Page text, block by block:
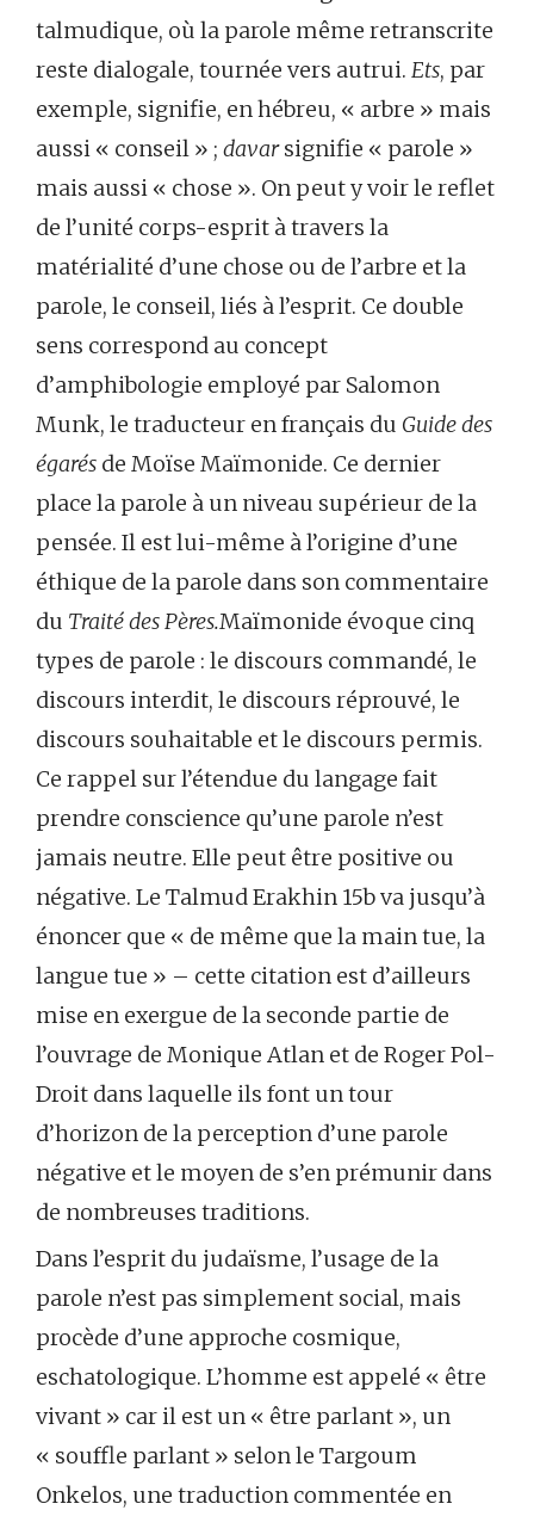
talmudique, où la parole même retranscrite
reste dialogale, tournée vers autrui. Ets, par
exemple, signifie, en hébreu, « arbre » mais
aussi « conseil » ; davarsignifie « parole »
mais aussi « chose ». On peut y voir le reflet
de l’unité corps-esprit à travers la
matérialité d’une chose ou de l’arbre et la
parole, le conseil, liés à l’esprit. Ce double
sens correspond au concept
d’amphibologie employé par Salomon
Munk, le traducteur en français du Guide des
égarés de Moïse Maïmonide. Ce dernier
place la parole à un niveau supérieur de la
pensée. Il est lui-même à l’origine d’une
éthique de la parole dans son commentaire
du Traité des Pères.Maïmonide évoque cinq
types de parole : le discours commandé, le
discours interdit, le discours réprouvé, le
discours souhaitable et le discours permis.
Ce rappel sur l’étendue du langage fait
prendre conscience qu’une parole n’est
jamais neutre. Elle peut être positive ou
négative. Le Talmud Erakhin 15b va jusqu’à
énoncer que « de même que la main tue, la
langue tue » – cette citation est d’ailleurs
mise en exergue de la seconde partie de
l’ouvrage de Monique Atlan et de Roger Pol-
Droit dans laquelle ils font un tour
d’horizon de la perception d’une parole
négative et le moyen de s’en prémunir dans
de nombreuses traditions.
Dans l’esprit du judaïsme, l’usage de la
parole n’est pas simplement social, mais
procède d’une approche cosmique,
eschatologique. L’homme est appelé « être
vivant » car il est un « être parlant », un
« souffle parlant » selon le Targoum
Onkelos, une traduction commentée en